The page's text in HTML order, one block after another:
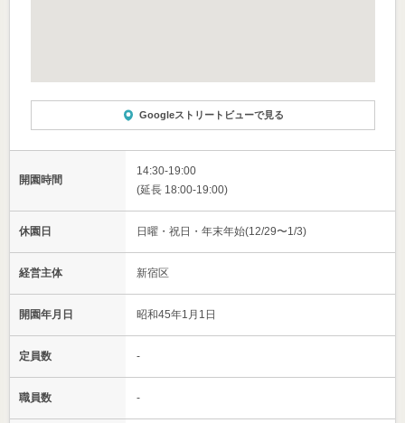
Googleストリートビューで見る
開園時間
14:30-19:00
(延長 18:00-19:00)
休園日 日曜・祝日・年末年始(12/29〜1/3)
経営主体 新宿区
開園年月日 昭和45年1月1日
定員数 -
職員数 -